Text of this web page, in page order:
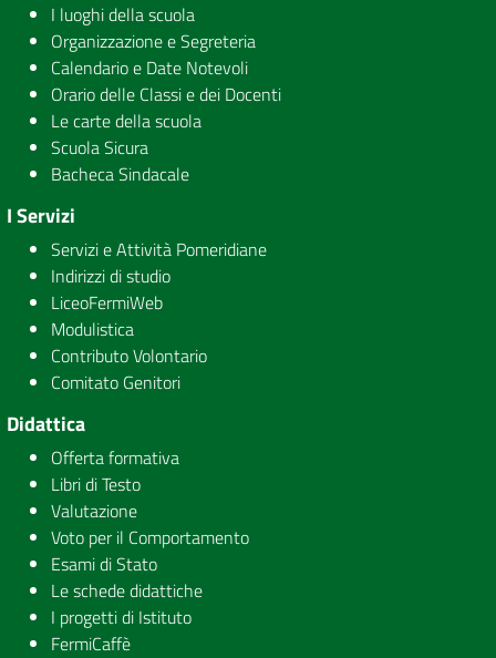
I luoghi della scuola
Organizzazione e Segreteria
Calendario e Date Notevoli
Orario delle Classi e dei Docenti
Le carte della scuola
Scuola Sicura
Bacheca Sindacale
I Servizi
Servizi e Attività Pomeridiane
Indirizzi di studio
LiceoFermiWeb
Modulistica
Contributo Volontario
Comitato Genitori
Didattica
Offerta formativa
Libri di Testo
Valutazione
Voto per il Comportamento
Esami di Stato
Le schede didattiche
I progetti di Istituto
FermiCaffè